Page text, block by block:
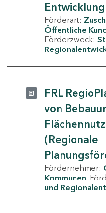
Entwicklung
Förderart:
Öffentliche
Förderzweck:
FRL
von
(Regionale
Fördernehmer:
Kommunen
und